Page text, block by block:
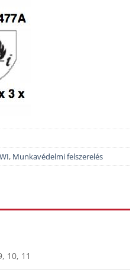
, Munkavédelmi felszerelés
10, 11